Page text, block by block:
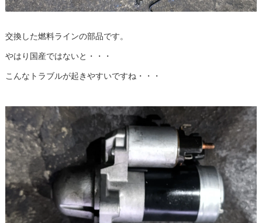
交換した燃料ラインの部品です。
やはり国産ではないと・・・
こんなトラブルが起きやすいですね・・・